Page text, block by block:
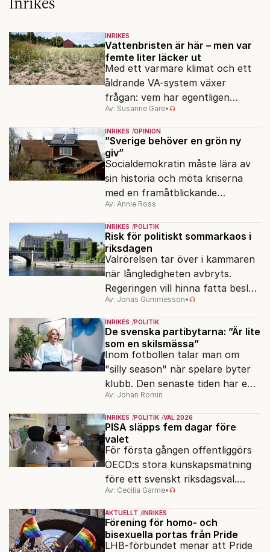
INRIKES
Vattenbristen är här – men var
femte liter läcker ut
Med ett varmare klimat och ett
åldrande VA-system växer
frågan: vem har egentligen
ansvar för Sveriges
vattenresurser?
Av: Susanne Gäre•
INRIKES OPINION
”Sverige behöver en grön ny
giv”
Socialdemokratin måste lära av
sin historia och möta kriserna
med en framåtblickande
strukturpolitik för att göra
Sverige långsiktigt hållbart,
jämlikt och kriståligt.
Av: Annie Ross
INRIKES POLITIK
Risk för politiskt sommarkaos i
riksdagen
Valrörelsen tar över i kammaren
när långledigheten avbryts.
Regeringen vill hinna fatta beslut
före valet – men oppositionen
ser sin chans att pressa
Tidösidan.
Av: Jonas Gummesson•
INRIKES POLITIK
De svenska partibytarna: ”Är lite
som en skilsmässa”
Inom fotbollen talar man om
"silly season" när spelare byter
klubb. Den senaste tiden har en
rad svenska politiker bytt parti –
men varför, och vad skiljer
partiernas interna kulturer åt?
Av: Johan Romin
INRIKES POLITIK VAL 2026
PISA släpps fem dagar före
valet
För första gången offentliggörs
OECD:s stora kunskapsmätning
före ett svenskt riksdagsval.
Resultatet kan ge skolfrågan ny
kraft under valrörelsens sista
dagar.
Av: Cecilia Garme•
AKTUELLT INRIKES
Förening för homo- och
bisexuella portas från Pride
LHB-förbundet menar att Pride